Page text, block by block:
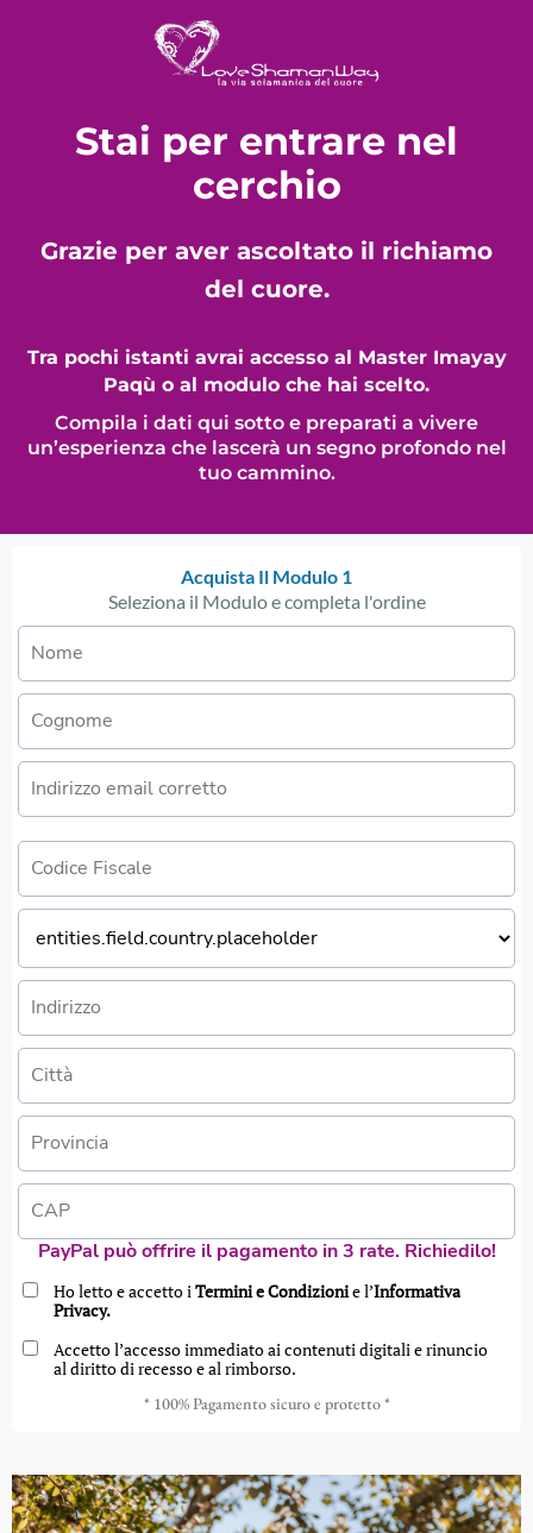
Stai per entrare nel
cerchio
Grazie per aver ascoltato il richiamo
del cuore.
Tra pochi istanti avrai accesso al Master Imayay
Paqù o al modulo che hai scelto.
Compila i dati qui sotto e preparati a vivere
un’esperienza che lascerà un segno profondo nel
tuo cammino.
Acquista Il Modulo 1
Seleziona il Modulo e completa l'ordine
PayPal può offrire il pagamento in 3 rate. Richiedilo!
Ho letto e accetto i Termini e Condizionie l’Informativa
Privacy.
Accetto l’accesso immediato ai contenuti digitali e rinuncio
al diritto di recesso e al rimborso.
* 100% Pagamento sicuro e protetto *